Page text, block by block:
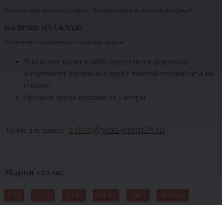
На заготовки нужного размера. Без переплаты за лишний материал!
НАЛИЧИЕ НА СКЛАДЕ
Постоянно пополняемые складские запасы
В каталоге нашего сайта представлен огромный
ассортимент бесшовных труб с толстой стенкой от 4 мм
и выше.
Продаем трубы кусками от 1 метра!
Почта для заявок: zakaz@wiki-prom24.ru
Марки стали:
СТ3 СТ20 СТ45 09Г2С 15ГС 30ХГСА